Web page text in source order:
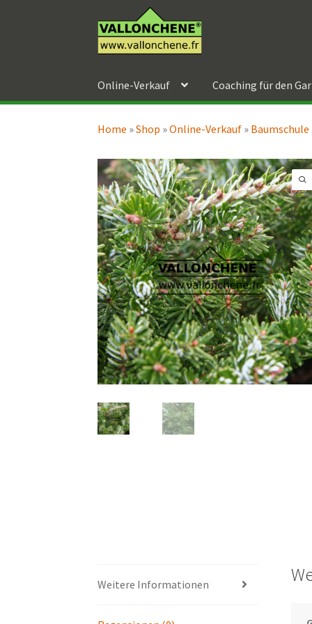
Navigation
springen
Inhalt
springen
Online-Verkauf Coaching für den
Home »Shop »Online-Verkauf » Baumschule
Weitere Informationen